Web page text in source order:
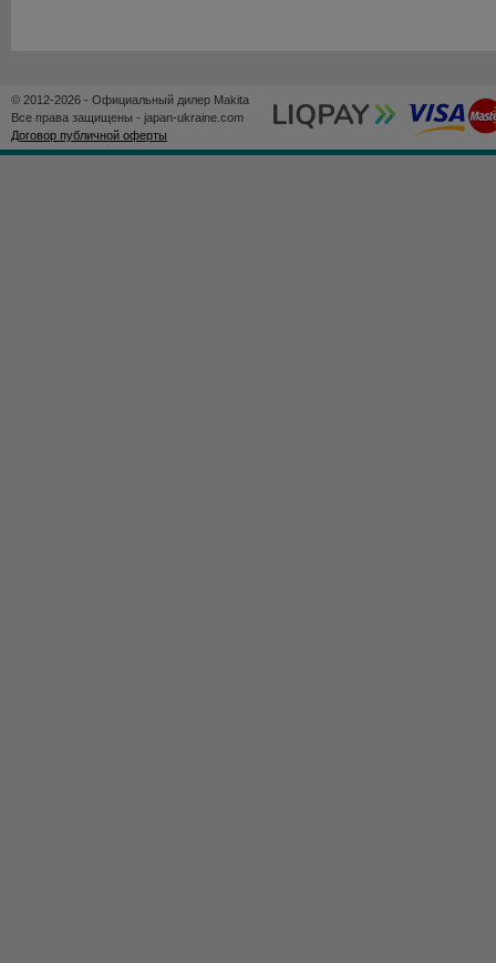
© 2012-2026 - Официальный дилер Makita
Все права защищены - japan-ukraine.com
Договор публичной оферты